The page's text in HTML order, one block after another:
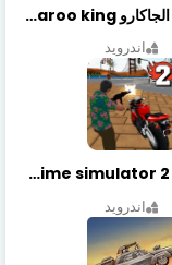
تحميل لعبة الجاكارو jackaroo king آخر إصدار
اندرويد
تحميل لعبة Vegas crime simulator 2 مهكرة اخر اصدار
اندرويد